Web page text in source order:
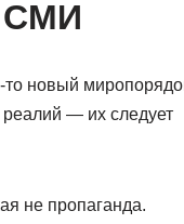
СМИ
то новый
— их следует
не пропаганда.